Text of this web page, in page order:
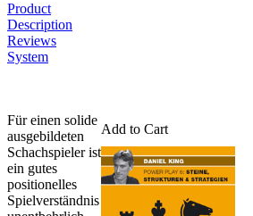
Product
Description
Reviews
System
Add to Cart
Für einen solide
ausgebildeten
Schachspieler ist
ein gutes
positionelles
Spielverständnis